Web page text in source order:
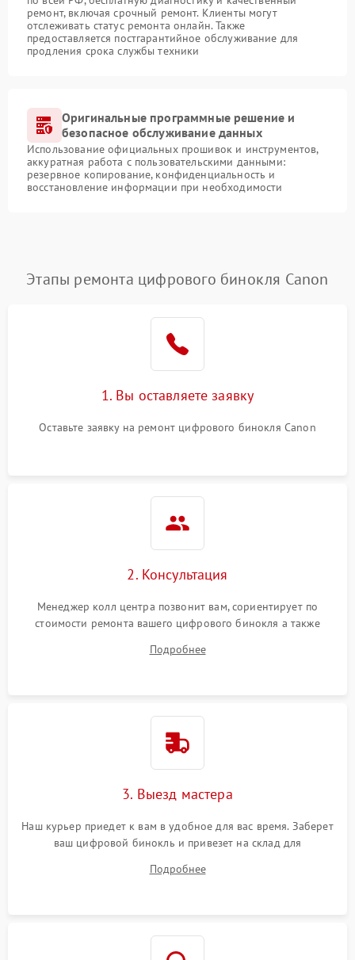
ремонт, включая срочный ремонт. Клиенты могут
отслеживать статус ремонта онлайн. Также
предоставляется постгарантийное обслуживание для
продления срока службы техники
Оригинальные программные решение и
безопасное обслуживание данных
Использование официальных прошивок и инструментов,
аккуратная работа с пользовательскими данными:
резервное копирование, конфиденциальность и
восстановление информации при необходимости
Этапы ремонта цифрового бинокля Canon
1. Вы оставляете заявку
Оставьте заявку на ремонт цифрового бинокля Canon
2. Консультация
Менеджер колл центра позвонит вам, сориентирует по
стоимости ремонта вашего цифрового бинокля а также
Подробнее
3. Выезд мастера
Наш курьер приедет к вам в удобное для вас время. Заберет
ваш цифровой бинокль и привезет на склад для
Подробнее